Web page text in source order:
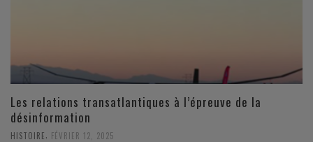
Les relations transatlantiques à l’épreuve de la
désinformation
HISTOIRE FÉVRIER 12, 2025